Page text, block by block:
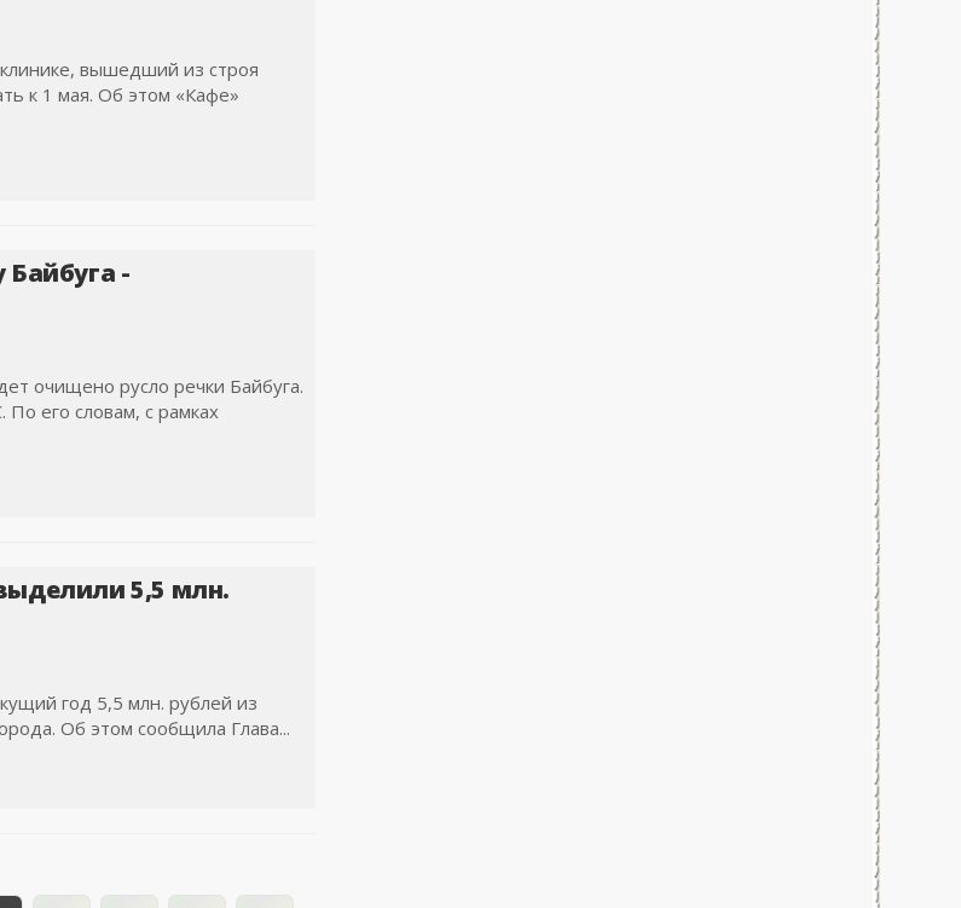
вышедший из строя
к 1 мая. Об этом «Кафе»
Байбуга -
очищено русло речки Байбуга.
его словам, с рамках
5,5 млн.
год 5,5 млн. рублей из
Об этом сообщила Глава...